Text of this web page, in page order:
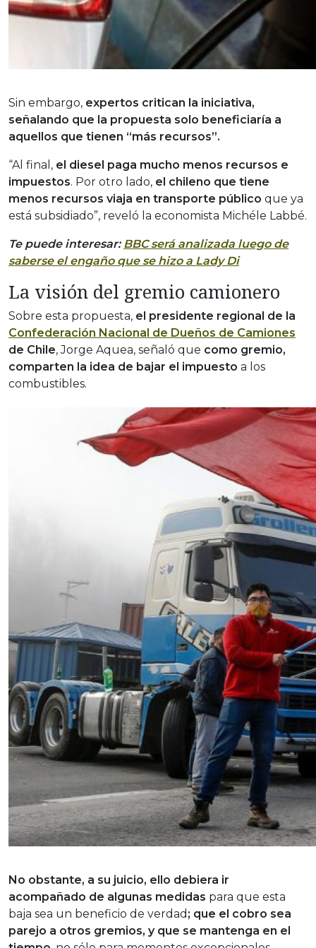
Sin embargo, expertos critican la iniciativa,
señalando que la propuesta solo beneficiaría a
aquellos que tienen “más recursos”.
“Al final, el diesel paga mucho menos recursos e
impuestos. Por otro lado, el chileno que tiene
menos recursos viaja en transporte público que ya
está subsidiado”, reveló la economista Michéle Labbé.
Te puede interesar: BBC será analizada luego de
saberse el engaño que se hizo a Lady Di
La visión del gremio camionero
Sobre esta propuesta, el presidente regional de la
Confederación Nacional de Dueños de Camiones
de Chile, Jorge Aquea, señaló que como gremio,
comparten la idea de bajar el impuesto a los
combustibles.
No obstante, a su juicio, ello debiera ir
acompañado de algunas medidas para que esta
baja sea un beneficio de verdad ; que el cobro sea
parejo a otros gremios, y que se mantenga en el